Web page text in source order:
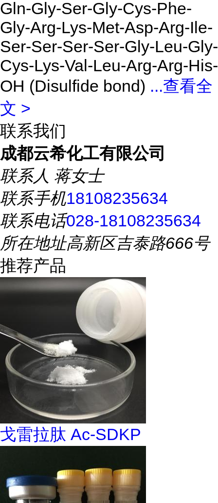
Gln-Gly-Ser-Gly-Cys-Phe-
Gly-Arg-Lys-Met-Asp-Arg-Ile-
Ser-Ser-Ser-Ser-Gly-Leu-Gly-
Cys-Lys-Val-Leu-Arg-Arg-His-
OH (Disulfide bond) ...查看全
文 >
联系我们
成都云希化工有限公司
联系人 蒋女士
联系手机18108235634
联系电话028-18108235634
所在地址高新区吉泰路666号
推荐产品
戈雷拉肽 Ac-SDKP